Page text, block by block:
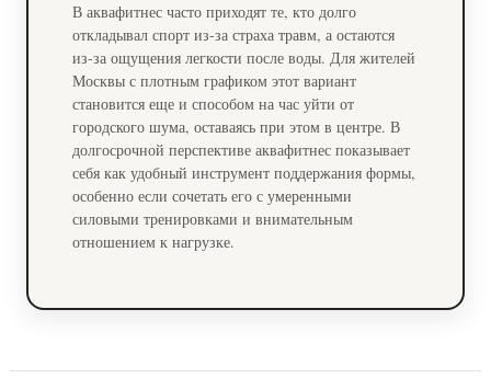
В аквафитнес часто приходят те, кто долго
откладывал спорт из-за страха травм, а остаются
из-за ощущения легкости после воды. Для жителей
Москвы с плотным графиком этот вариант
становится еще и способом на час уйти от
городского шума, оставаясь при этом в центре. В
долгосрочной перспективе аквафитнес показывает
себя как удобный инструмент поддержания формы,
особенно если сочетать его с умеренными
силовыми тренировками и внимательным
отношением к нагрузке.